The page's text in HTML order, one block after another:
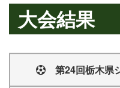
大会結果
第24回栃木県